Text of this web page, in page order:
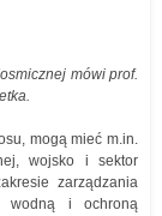
mówi prof.
mogą mieć m.in.
wojsko i sektor
zarządzania
wodną i ochroną